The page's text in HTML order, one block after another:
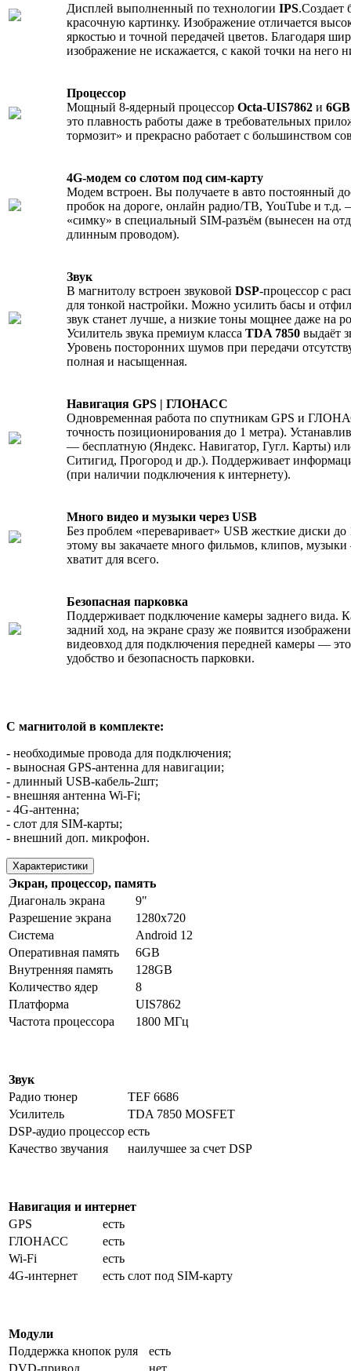
Дисплей выполненный по технологии IPS.Создает
красочную картинку. Изображение отличается
яркостью и точной передачей цветов. Благодаря
изображение не искажается, с какой точки на него
Процессор
Мощный 8-ядерный процессор Octa-UIS7862 и 6GB
это плавность работы даже в требовательных
тормозит» и прекрасно работает с большинством
4G-модем со слотом под сим-карту
Модем встроен. Вы получаете в авто постоянный
пробок на дороге, онлайн радио/ТВ, YouTube и т.д.
«симку» в специальный SIM-разъём (вынесен на
длинным проводом).
Звук
В магнитолу встроен звуковой DSP-процессор с
для тонкой настройки. Можно усилить басы и
звук станет лучше, а низкие тоны мощнее даже на
Усилитель звука премиум класса TDA 7850 выдаёт
Уровень посторонних шумов при передачи
полная и насыщенная.
Навигация GPS | ГЛОНАСС
Одновременная работа по спутникам GPS и
точность позиционирования до 1 метра).
— бесплатную (Яндекс. Навигатор, Гугл. Карты)
Ситигид, Прогород и др.). Поддерживает
(при наличии подключения к интернету).
Много видео и музыки через USB
Без проблем «переваривает» USB жесткие диски до
этому вы закачаете много фильмов, клипов,
хватит для всего.
Безопасная парковка
Поддерживает подключение камеры заднего вида.
задний ход, на экране сразу же появится
видеовход для подключения передней камеры —
удобство и безопасность парковки.
С магнитолой в комплекте:
- необходимые провода для подключения;
- выносная GPS-антенна для навигации;
- длинный USB-кабель-2шт;
- внешняя антенна Wi-Fi;
- 4G-антенна;
- слот для SIM-карты;
- внешний доп. микрофон.
Характеристики
Экран, процессор, память
Диагональ экрана
9"
Разрешение экрана
1280х720
Система
Android 12
Оперативная память
6GB
Внутренняя память
128GB
Количество ядер
8
Платформа
UIS7862
Частота процессора
1800 МГц
Звук
Радио тюнер
TEF 6686
Усилитель
TDA 7850 MOSFET
DSP-аудио процессор есть
Качество звучания
наилучшее за счет DSP
Навигация и интернет
GPS
есть
ГЛОНАСС
есть
Wi-Fi
есть
4G-интернет
есть слот под SIM-карту
Модули
Поддержка кнопок руля
есть
DVD-привод
нет